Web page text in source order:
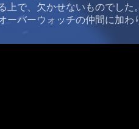
上で、欠かせないものでした
ーバーウォッチの仲間に加わ